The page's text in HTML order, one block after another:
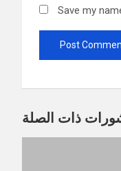
Save my
ذات الصلة